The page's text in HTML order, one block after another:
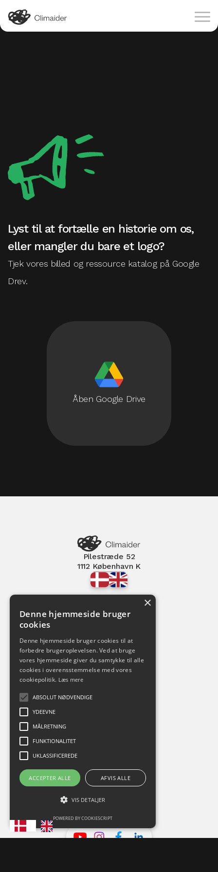
Lyst til at fortælle en historie om os,
eller mangler du bare et logo?
Tjek vores billed og ressource katalog på Google
Drev.
Åben Google Drive
Pilestræde 52
1112 København K
Tjenester
ESG Rapportering
CO2 Regnskab
Klimaregnskab
Om Climaider
Om os
Kontakt
Presse
Du kan finde os her
×
Denne hjemmeside bruger
cookies
Denne hjemmeside bruger cookies til at
forbedre brugeroplevelsen. Ved at bruge
vores hjemmeside giver du samtykke til alle
cookies i overensstemmelse med vores
cookiepolitik. Læs mere
ABSOLUT NØDVENDIGE
YDEEVNE
MÅLRETNING
FUNKTIONALITET
UKLASSIFICEREDE
ACCEPTER ALLE AFVIS ALLE
VIS DETALJER
POWERED BY COOKIESCRIPT